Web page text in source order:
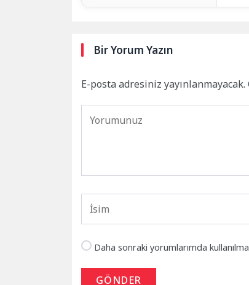
Bir Yorum Yazın
E-posta adresiniz yayınlanmayacak.
Daha sonraki yorumlarımda
GÖNDER